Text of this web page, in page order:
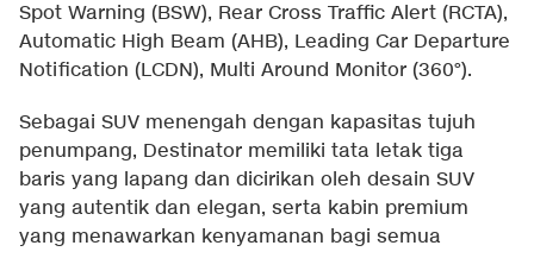
Spot Warning (BSW), Rear Cross Traffic Alert (RCTA),
Automatic High Beam (AHB), Leading Car Departure
Notification (LCDN), Multi Around Monitor (360°).
Sebagai SUV menengah dengan kapasitas tujuh
penumpang, Destinator memiliki tata letak tiga
baris yang lapang dan dicirikan oleh desain SUV
yang autentik dan elegan, serta kabin premium
yang menawarkan kenyamanan bagi semua